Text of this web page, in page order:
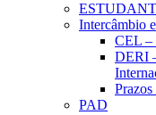
Intercâmbio
CEL –
DERI
PAD